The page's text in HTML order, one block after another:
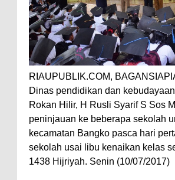
RIAUPUBLIK.COM,
Dinas pendidikan dan
Rokan Hilir, H Rusli Syarif S Sos
peninjauan ke beberapa sekolah
kecamatan Bangko pasca hari
sekolah usai libu kenaikan kelas
1438 Hijriyah. Senin (10/07/2017)